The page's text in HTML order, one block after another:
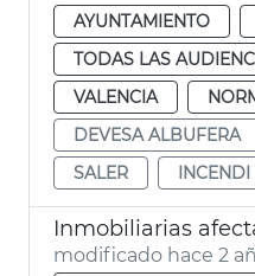
AYUNTAMIENTO
TODAS LAS
VALENCIA
DEVESA ALBUFERA
SALER
INCENDI
modificado hace 2